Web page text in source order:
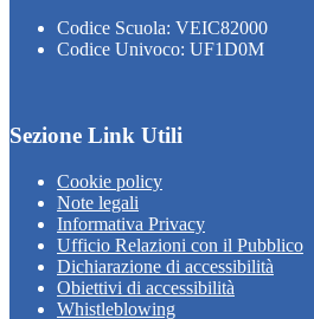
Codice Scuola: VEIC82000
Codice Univoco: UF1D0M
Sezione Link Utili
Cookie policy
Note legali
Informativa Privacy
Ufficio Relazioni con il Pubblico
Dichiarazione di accessibilità
Obiettivi di accessibilità
Whistleblowing